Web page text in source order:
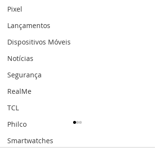
Pixel
Lançamentos
Dispositivos Móveis
Notícias
Segurança
RealMe
TCL
Philco
Smartwatches